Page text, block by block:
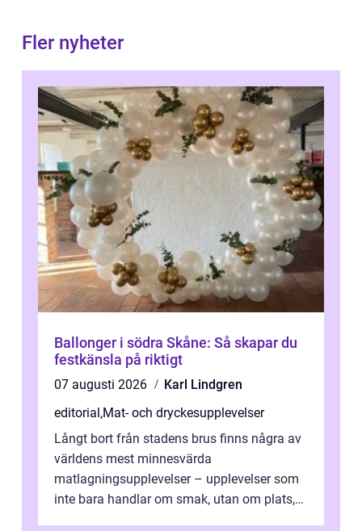
Fler nyheter
Ballonger i södra Skåne: Så skapar du
festkänsla på riktigt
07 augusti 2026
Karl Lindgren
editorial,Mat- och dryckesupplevelser
Långt bort från stadens brus finns några av
världens mest minnesvärda
matlagningsupplevelser – upplevelser som
inte bara handlar om smak, utan om plats,